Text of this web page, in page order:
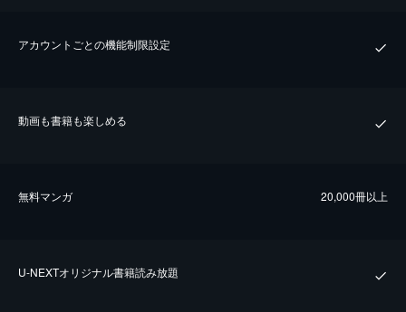
アカウントごとの機能制限設定
動画も書籍も楽しめる
無料マンガ 20,000冊以上
U-NEXTオリジナル書籍読み放題